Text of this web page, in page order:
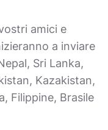
amici e
a inviare
Sri Lanka,
Kazakistan,
Filippine, Brasile